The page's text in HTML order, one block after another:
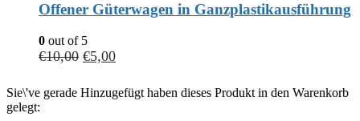
Offener Güterwagen in Ganzplastikausführung
0 out of 5
€10,00 €5,00
Sie\'ve gerade Hinzugefügt haben dieses Produkt in den Warenkorb
gelegt: